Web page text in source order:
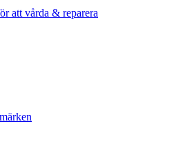
att vårda & reparera